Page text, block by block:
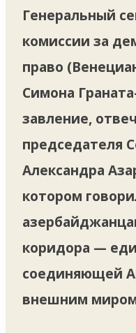
Генеральный
комиссии за
право
Симона
завление,
председателя
Александра
котором
коридора —
соединяющей
внешним